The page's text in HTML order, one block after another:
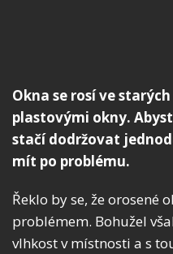
Okna se rosí ve
plastovými okny.
stačí dodržovat
mít po problému.
Řeklo by se, že orosené
problémem. Bohužel
vlhkost v místnosti a s